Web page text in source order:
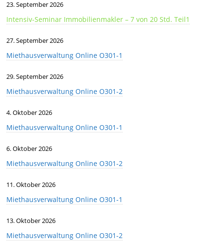
23. September 2026
Intensiv-Seminar Immobilienmakler – 7 von 20 Std. Teil1
27. September 2026
Miethausverwaltung Online O301-1
29. September 2026
Miethausverwaltung Online O301-2
4. Oktober 2026
Miethausverwaltung Online O301-1
6. Oktober 2026
Miethausverwaltung Online O301-2
11. Oktober 2026
Miethausverwaltung Online O301-1
13. Oktober 2026
Miethausverwaltung Online O301-2